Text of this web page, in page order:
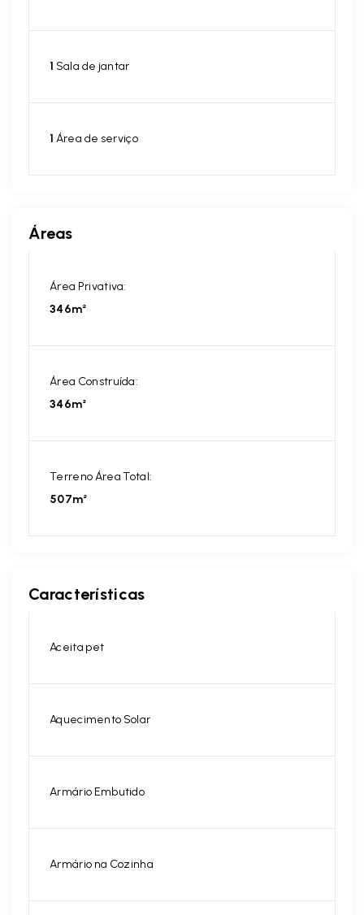
1 Sala de jantar
1 Área de serviço
Áreas
Área Privativa:
346m²
Área Construída:
346m²
Terreno Área Total:
507m²
Características
Aceita pet
Aquecimento Solar
Armário Embutido
Armário na Cozinha